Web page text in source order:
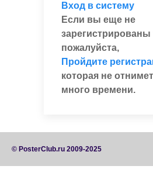
Вход в систему
Если вы еще не
зарегистрированы
пожалуйста,
Пройдите
которая не
много времени.
© PosterClub.ru 2009-2025